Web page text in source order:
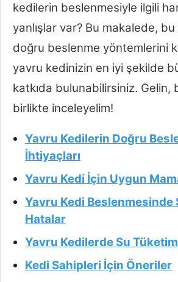
kedilerin beslenmesiyle ilgili
yanlışlar var? Bu makalede, bu
doğru beslenme yöntemlerini
yavru kedinizin en iyi şekilde
katkıda bulunabilirsiniz. Gelin,
birlikte inceleyelim!
Yavru Kedilerin Doğru
İhtiyaçları
Yavru Kedi İçin Uygun
Yavru Kedi Beslenmesinde
Hatalar
Yavru Kedilerde Su
Kedi Sahipleri İçin Öneriler